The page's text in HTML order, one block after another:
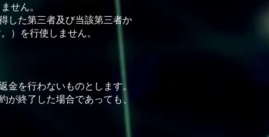
せん。
した第三者及び当該第三者か
）を⾏使しません。
を⾏わないものとします。
終了した場合であっても、